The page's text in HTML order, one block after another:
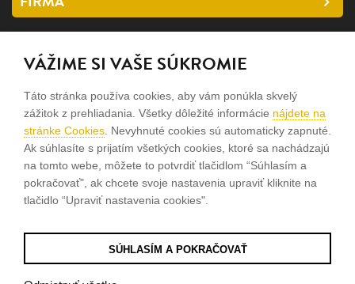
SLEDUJTE NÁS
facebook
instagram
Sme rodinná firma a zameriavame sa na predaj hodiniek a
šperkov od roku 1994.
Pozrite sa na naše ďaľšie web stránky.
VÁŽIME SI VAŠE SÚKROMIE
Táto stránka používa cookies, aby vám ponúkla skvelý
zážitok z prehliadania. Všetky dôležité informácie nájdete na
stránke Cookies . Nevyhnuté cookies sú automaticky zapnuté.
Ak súhlasíte s prijatím všetkých cookies, ktoré sa nachádzajú
na tomto webe, môžete to potvrdiť tlačidlom “Súhlasím a
pokračovať", ak chcete svoje nastavenia upraviť kliknite na
tlačidlo “Upraviť nastavenia cookies".
SÚHLASÍM A POKRAČOVAŤ